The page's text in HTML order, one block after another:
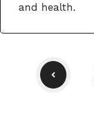
and health.